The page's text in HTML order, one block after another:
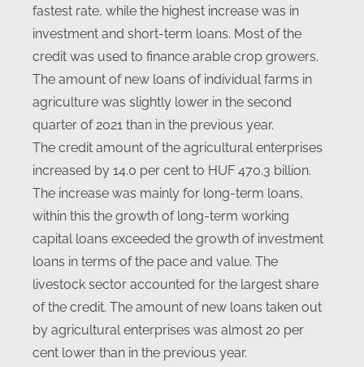
fastest rate, while the highest increase was in
investment and short-term loans. Most of the
credit was used to finance arable crop growers.
The amount of new loans of individual farms in
agriculture was slightly lower in the second
quarter of 2021 than in the previous year.
The credit amount of the agricultural enterprises
increased by 14.0 per cent to HUF 470.3 billion.
The increase was mainly for long-term loans,
within this the growth of long-term working
capital loans exceeded the growth of investment
loans in terms of the pace and value. The
livestock sector accounted for the largest share
of the credit. The amount of new loans taken out
by agricultural enterprises was almost 20 per
cent lower than in the previous year.